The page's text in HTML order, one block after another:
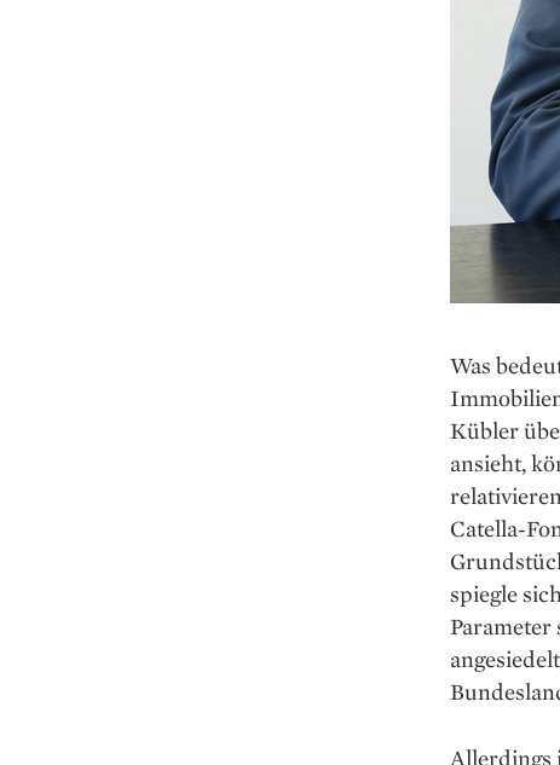
Was
Kübler
ansieht,
Catella-
spiegle
Allerdings